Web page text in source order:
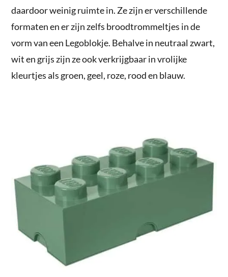
daardoor weinig ruimte in. Ze zijn er verschillende
formaten en er zijn zelfs broodtrommeltjes in de
vorm van een Legoblokje. Behalve in neutraal zwart,
wit en grijs zijn ze ook verkrijgbaar in vrolijke
kleurtjes als groen, geel, roze, rood en blauw.